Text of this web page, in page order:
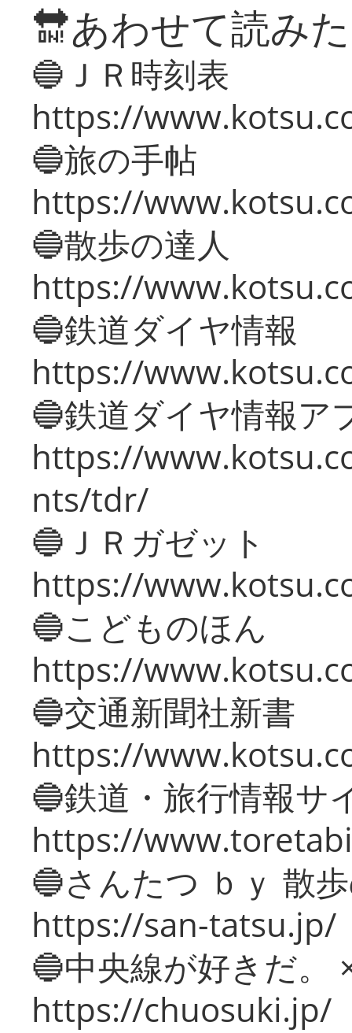
🔛あわせて読み
🔵ＪＲ時刻表
https://
🔵旅の手帖
https://
🔵散歩の達人
https://
🔵鉄道ダイヤ情報
https://
🔵鉄道ダイヤ情報ア
https://
nts/tdr/
🔵ＪＲガゼット
https://
🔵こどものほん
https://
🔵交通新聞社新書
https://
🔵鉄道・旅行情報サ
https://
🔵さんたつ ｂｙ 散
https://san-tatsu.jp/
🔵中央線が好きだ。
https://chuosuki.jp/